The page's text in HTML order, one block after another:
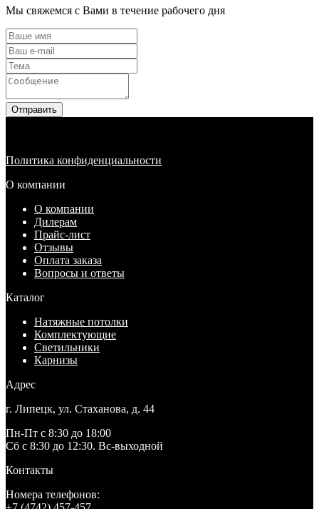
Мы свяжемся с Вами в течение рабочего дня
Отправить
Политика конфиденциальности
О компании
О компании
Дилерам
Прайс-лист
Отзывы
Оплата заказа
Вопросы и ответы
Каталог
Натяжные потолки
Комплектующие
Светильники
Карнизы
Адрес
г. Липецк, ул. Стаханова, д. 44
Пн-Пт с 8:30 до 18:00
Сб с 8:30 до 12:30. Вс-выходной
Контакты
Номера телефонов: